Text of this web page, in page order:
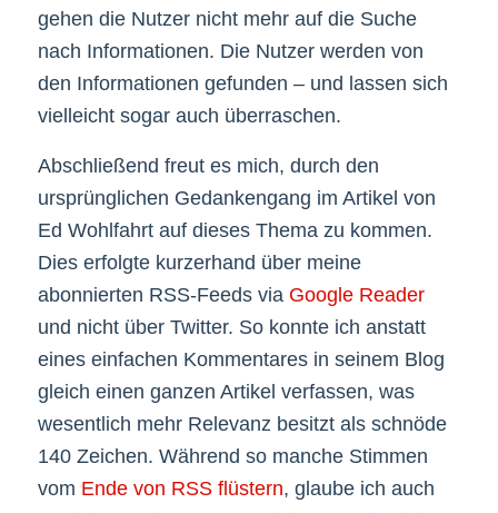
gehen die Nutzer nicht mehr auf die Suche
nach Informationen. Die Nutzer werden von
den Informationen gefunden – und lassen sich
vielleicht sogar auch überraschen.
Abschließend freut es mich, durch den
ursprünglichen Gedankengang im Artikel von
Ed Wohlfahrt auf dieses Thema zu kommen.
Dies erfolgte kurzerhand über meine
abonnierten RSS-Feeds via Google Reader
und nicht über Twitter. So konnte ich anstatt
eines einfachen Kommentares in seinem Blog
gleich einen ganzen Artikel verfassen, was
wesentlich mehr Relevanz besitzt als schnöde
140 Zeichen. Während so manche Stimmen
vom Ende von RSS flüstern, glaube ich auch